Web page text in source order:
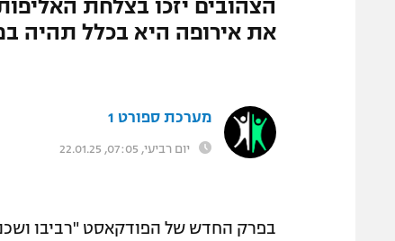
הצהובים יזכו בצלחת
את אירופה היא בכלל תהיה
מערכת ספורט 1
יום רביעי, 07:05, 22.01.25